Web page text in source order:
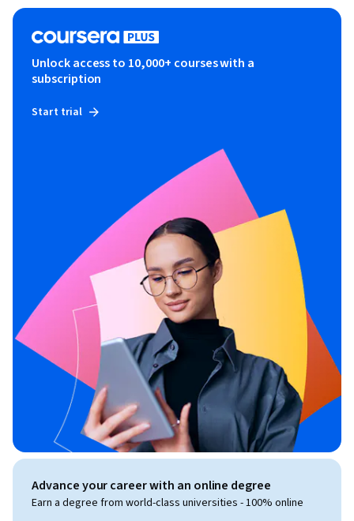
Unlock access to 10,000+ courses with a
subscription
Start trial
Advance your career with an online degree
Earn a degree from world-class universities - 100% online